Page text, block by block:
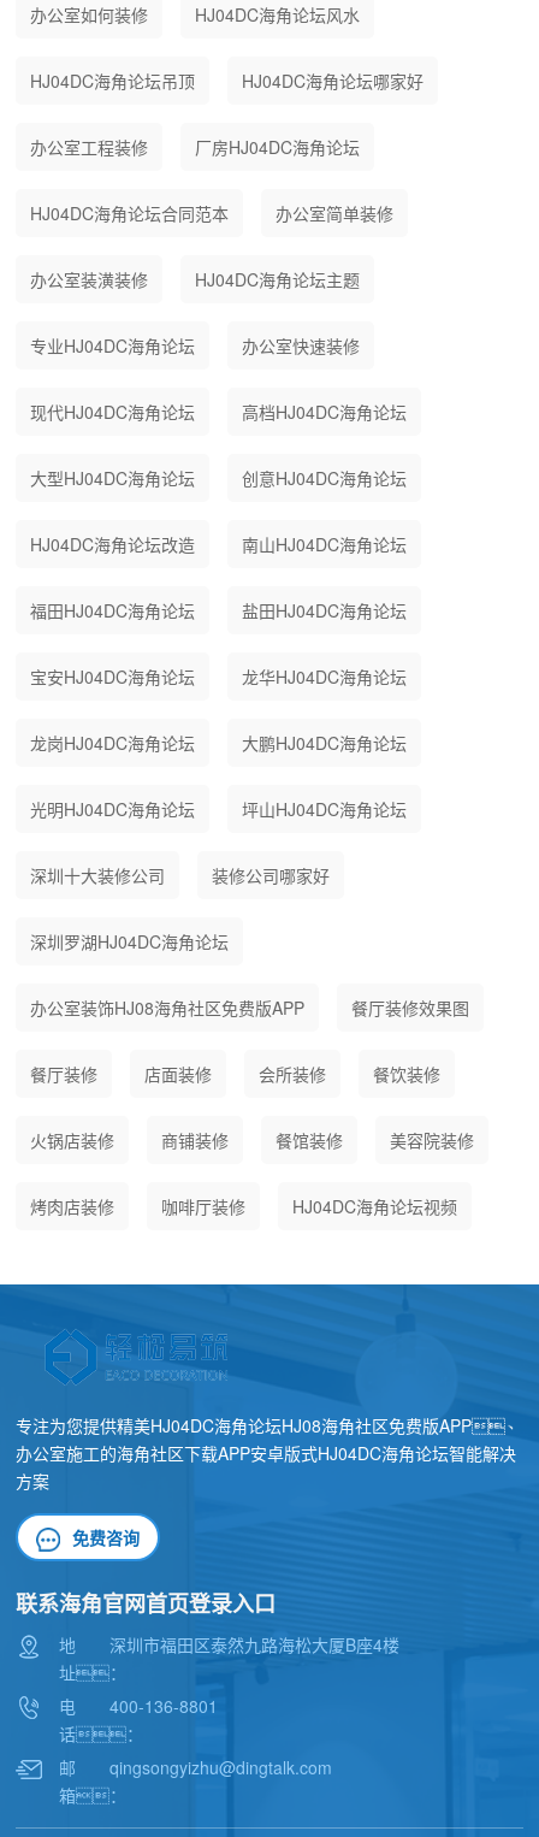
办公室如何装修 HJ04DC海角论坛风水
HJ04DC海角论坛吊顶 HJ04DC海角论坛哪家好
办公室工程装修 厂房HJ04DC海角论坛
HJ04DC海角论坛合同范本 办公室简单装修
办公室装潢装修 HJ04DC海角论坛主题
专业HJ04DC海角论坛 办公室快速装修
现代HJ04DC海角论坛 高档HJ04DC海角论坛
大型HJ04DC海角论坛 创意HJ04DC海角论坛
HJ04DC海角论坛改造 南山HJ04DC海角论坛
福田HJ04DC海角论坛 盐田HJ04DC海角论坛
宝安HJ04DC海角论坛 龙华HJ04DC海角论坛
龙岗HJ04DC海角论坛 大鹏HJ04DC海角论坛
光明HJ04DC海角论坛 坪山HJ04DC海角论坛
深圳十大装修公司 装修公司哪家好
深圳罗湖HJ04DC海角论坛
办公室装饰HJ08海角社区免费版APP 餐厅装修效果图
餐厅装修 店面装修 会所装修 餐饮装修
火锅店装修 商铺装修 餐馆装修 美容院装修
烤肉店装修 咖啡厅装修 HJ04DC海角论坛视频
专注为您提供精美HJ04DC海角论坛HJ08海角社区免费版APP、
办公室施工的海角社区下载APP安卓版式HJ04DC海角论坛智能解决
方案
免费咨询
联系海角官网首页登录入口
地
址：
深圳市福田区泰然九路海松大厦B座4楼
电
话：
400-136-8801
邮
箱：
qingsongyizhu@dingtalk.com